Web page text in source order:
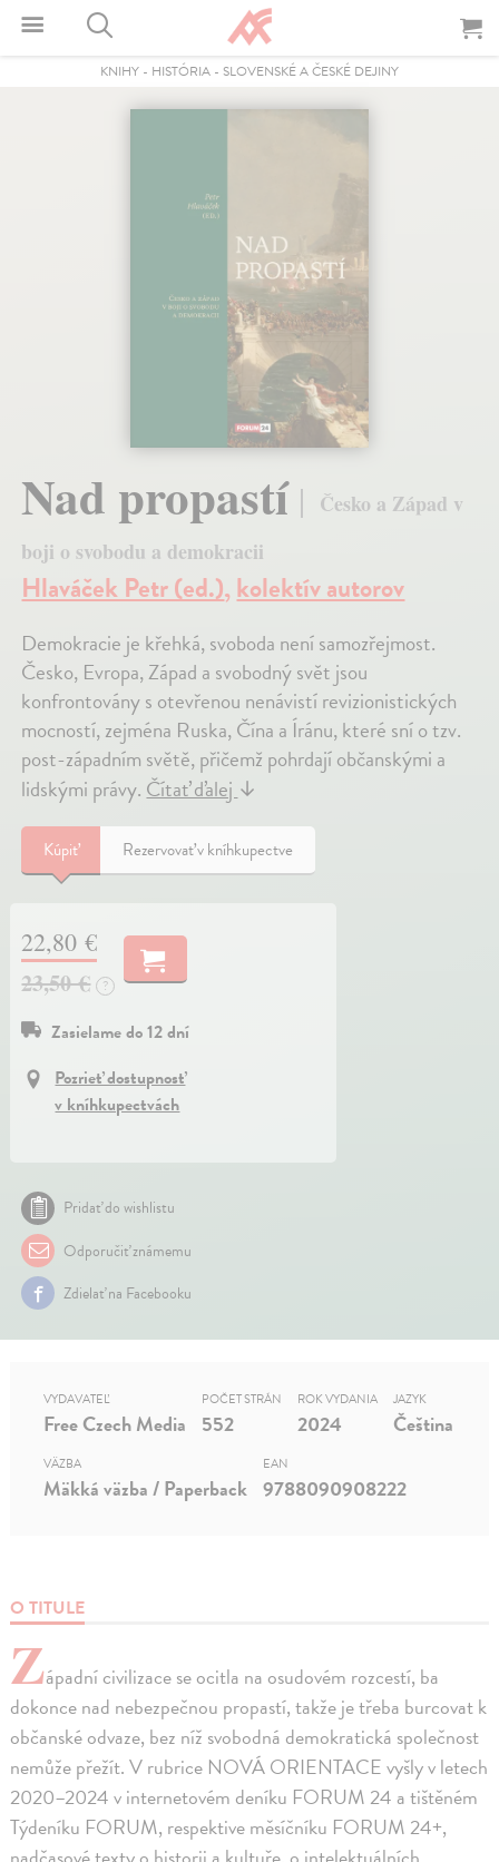
KNIHY - HISTÓRIA - SLOVENSKÉ A ČESKÉ DEJINY
Nad propastí
Česko a Západ v
boji o svobodu a demokracii
Hlaváček Petr (ed.),kolektív autorov
Demokracie je křehká, svoboda není samozřejmost.
Česko, Evropa, Západ a svobodný svět jsou
konfrontovány s otevřenou nenávistí revizionistických
mocností, zejména Ruska, Čína a Íránu, které sní o tzv.
post-západním světě, přičemž pohrdají občanskými a
lidskými právy.Čítať ďalej↓
Kúpiť Rezervovať v kníhkupectve
22,80 €
23,50 €
?
Zasielame do 12 dní
Pozrieť dostupnosť
v kníhkupectvách
Pridať do wishlistu
Odporučiť známemu
Zdielať na Facebooku
O TITULE
Západní civilizace se ocitla na osudovém rozcestí, ba
dokonce nad nebezpečnou propastí, takže je třeba burcovat k
občanské odvaze, bez níž svobodná demokratická společnost
nemůže přežít. V rubrice NOVÁ ORIENTACE vyšly v letech
2020–2024 v internetovém deníku FORUM 24 a tištěném
Týdeníku FORUM, respektive měsíčníku FORUM 24+,
VYDAVATEĽ
Free Czech Media
POČET STRÁN
552
ROK VYDANIA
2024
JAZYK
Čeština
VÄZBA
Mäkká väzba / Paperback
EAN
9788090908222